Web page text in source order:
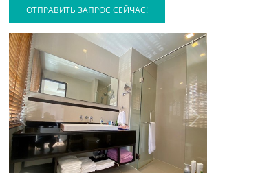
ОТПРАВИТЬ ЗАПРОС СЕЙЧАС!